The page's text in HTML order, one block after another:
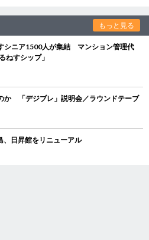
もっと見る
シニア1500人が集結 マンション管理代
ねすシップ」
か 「デジブレ」説明会／ラウンドテーブ
日昇館をリニューアル